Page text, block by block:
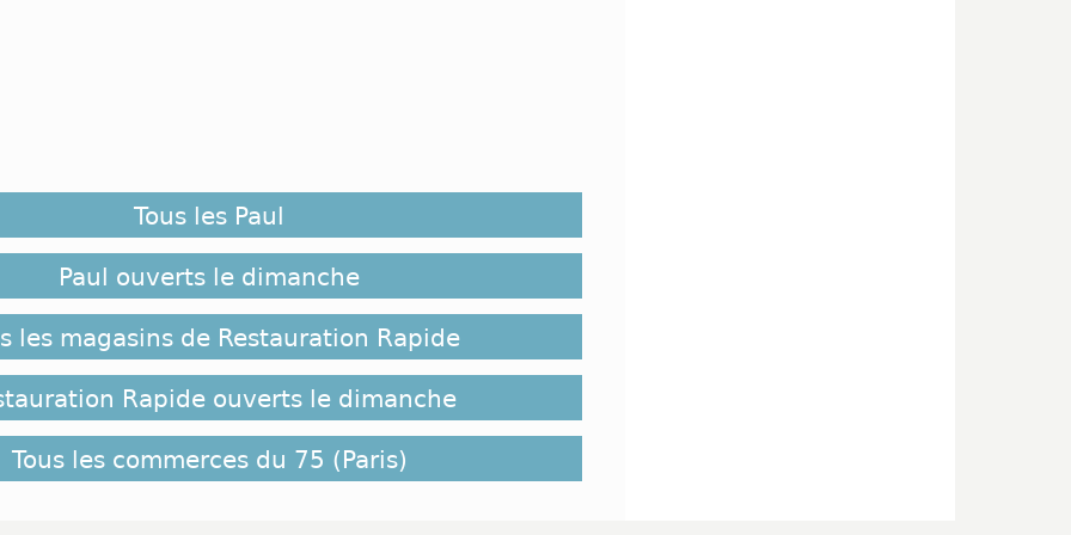
Tous les Paul
Paul ouverts le dimanche
les magasins de Restauration Rapide
Rapide ouverts le dimanche
Tous les commerces du 75 (Paris)